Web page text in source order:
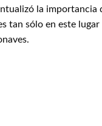
la importancia
tan sólo en este